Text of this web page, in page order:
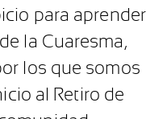
para aprender
la Cuaresma,
los que somos
al Retiro de